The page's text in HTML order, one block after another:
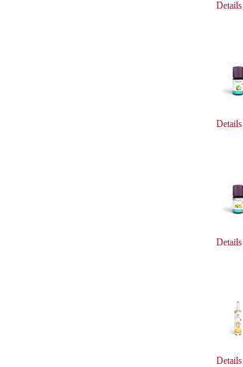
Details
Details
Details
Details